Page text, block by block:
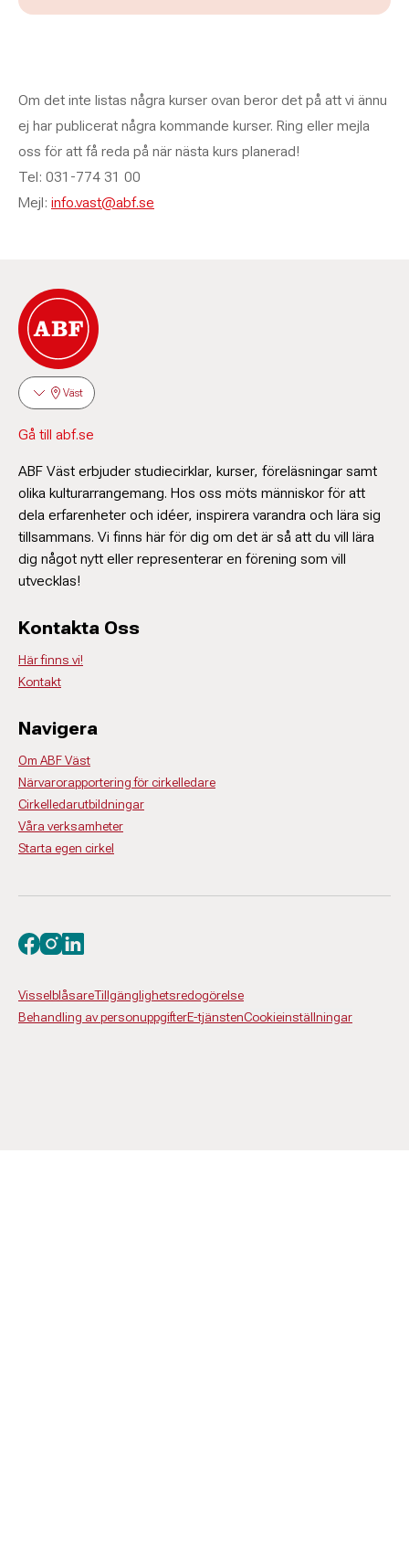
Om det inte listas några kurser ovan beror det på att vi ännu
ej har publicerat några kommande kurser. Ring eller mejla
oss för att få reda på när nästa kurs planerad!
Tel: 031-774 31 00
Mejl: info.vast@abf.se
Väst
Gå till abf.se
ABF Väst erbjuder studiecirklar, kurser, föreläsningar samt
olika kulturarrangemang. Hos oss möts människor för att
dela erfarenheter och idéer, inspirera varandra och lära sig
tillsammans. Vi finns här för dig om det är så att du vill lära
dig något nytt eller representerar en förening som vill
utvecklas!
Kontakta Oss
Här finns vi!
Kontakt
Navigera
Om ABF Väst
Närvarorapportering för cirkelledare
Cirkelledarutbildningar
Våra verksamheter
Starta egen cirkel
VisselblåsareTillgänglighetsredogörelse
Behandling av personuppgifterE-tjänstenCookieinställningar
Besök oss på facebook
Besök oss på instagram
Besök oss på linkedin